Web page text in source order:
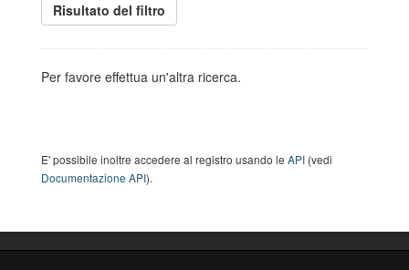
Risultato del filtro
Per favore effettua un'altra ricerca.
E' possibile inoltre accedere al registro usando le API (vedi
Documentazione API).